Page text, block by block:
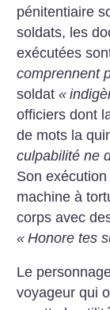
pénitentiaire
soldats, les
exécutées
comprennent
soldat«
officiers dont
de mots la
culpabilité ne
Son
machine à
corps avec
« Honore tes
Le
voyageur qui